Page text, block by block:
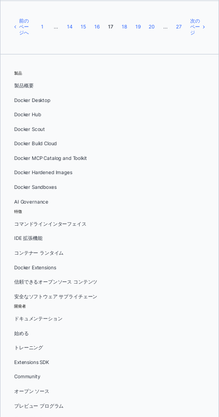
前の
ペー
ジへ
1 ... 14 15 16 17 18 19 20 ... 27
次の
ペー
ジ
製品
製品概要
Docker Desktop
Docker Hub
Docker Scout
Docker Build Cloud
Docker MCP Catalog and Toolkit
Docker Hardened Images
Docker Sandboxes
AI Governance
特徴
コマンドラインインターフェイス
IDE 拡張機能
コンテナー ランタイム
Docker Extensions
信頼できるオープンソース コンテンツ
安全なソフトウェア サプライチェーン
開発者
ドキュメンテーション
始める
トレーニング
Extensions SDK
Community
オープン ソース
プレビュー プログラム